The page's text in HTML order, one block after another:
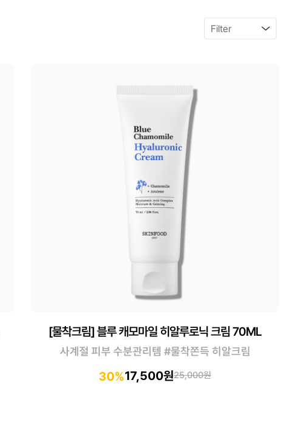
[물착크림] 블루 캐모마일 히알루로닉 크림 70ML
사계절 피부 수분관리템 #물착쫀득 히알크림
30%17,500원25,000원